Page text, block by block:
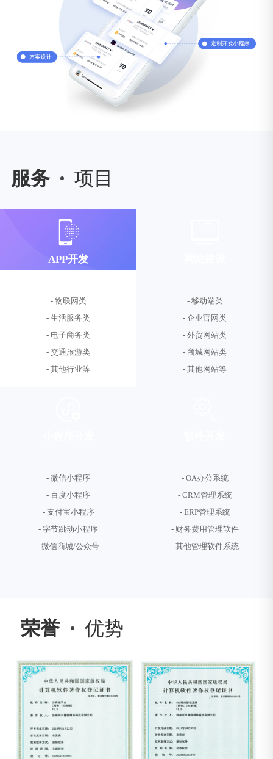
服务 项目
APP开发
- 物联网类
- 生活服务类
- 电子商务类
- 交通旅游类
- 其他行业等
- 移动端类
- 企业官网类
- 外贸网站类
- 商城网站类
- 其他网站等
- 微信小程序
- 百度小程序
- 支付宝小程序
- 字节跳动小程序
- 微信商城/公众号
- OA办公系统
- CRM管理系统
- ERP管理系统
- 财务费用管理软件
- 其他管理软件系统
荣誉 优势